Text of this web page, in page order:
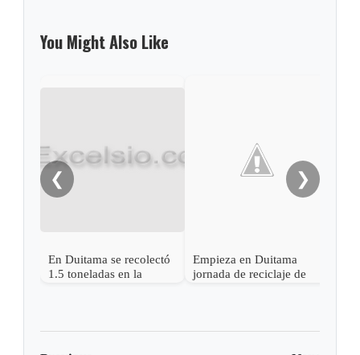
You Might Also Like
❮
En Duitama se recolectó
1.5 toneladas en la
Empieza en Duitama
jornada de reciclaje de
❯